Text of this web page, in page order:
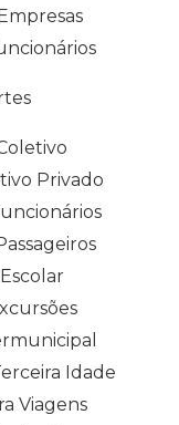
Privado
Idade
Viagens